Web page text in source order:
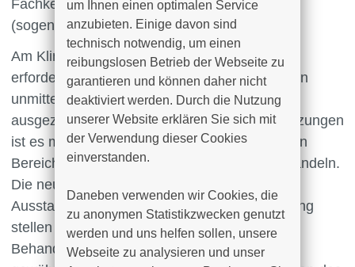
Fachkenntnisse und Richtlinien zu prüfen
(sogenannte “Multimodale Therapie”).
Am Klinikum Südstadt Rostock sind alle
erforderlichen Fachrichtungen vertreten bzw. in
unmittelbarer Nähe vorhanden. Durch die
ausgezeichneten interdisziplinären Voraussetzungen
ist es möglich, alle Geschwulstarten, die in den
Bereich der Allgemeinchirurgie fallen, zu behandeln.
Die neueste instrumentelle und apparative
Ausstattung sowie eine ausreichende Erfahrung
stellen die Basis für die guten
Behandlungsergebnisse dar. Darüber hinaus
um Ihnen einen optimalen Service
anzubieten. Einige davon sind
technisch notwendig, um einen
reibungslosen Betrieb der Webseite zu
garantieren und können daher nicht
deaktiviert werden. Durch die Nutzung
unserer Website erklären Sie sich mit
der Verwendung dieser Cookies
einverstanden.
Daneben verwenden wir Cookies, die
zu anonymen Statistikzwecken genutzt
werden und uns helfen sollen, unsere
Webseite zu analysieren und unser